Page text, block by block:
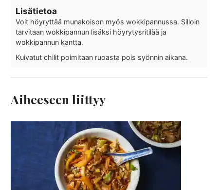
Lisätietoa
Voit höyryttää munakoison myös wokkipannussa. Silloin
tarvitaan wokkipannun lisäksi höyrytysritilää ja
wokkipannun kantta.
Kuivatut chilit poimitaan ruoasta pois syönnin aikana.
Aiheeseen liittyy